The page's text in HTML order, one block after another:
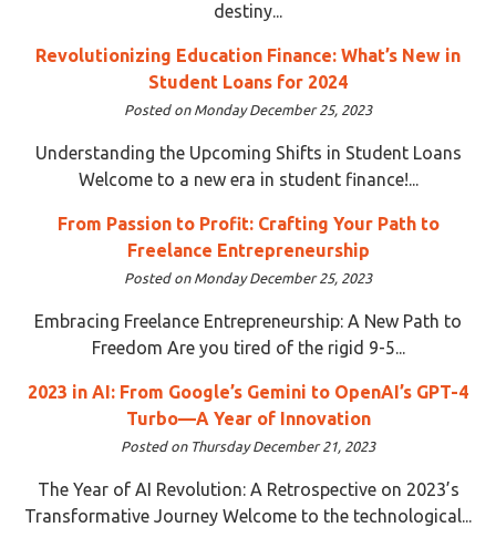
destiny...
Revolutionizing Education Finance: What’s New in
Student Loans for 2024
Posted on Monday December 25, 2023
Understanding the Upcoming Shifts in Student Loans
Welcome to a new era in student finance!...
From Passion to Profit: Crafting Your Path to
Freelance Entrepreneurship
Posted on Monday December 25, 2023
Embracing Freelance Entrepreneurship: A New Path to
Freedom Are you tired of the rigid 9-5...
2023 in AI: From Google’s Gemini to OpenAI’s GPT-4
Turbo—A Year of Innovation
Posted on Thursday December 21, 2023
The Year of AI Revolution: A Retrospective on 2023’s
Transformative Journey Welcome to the technological...